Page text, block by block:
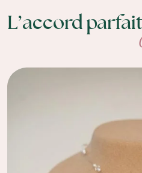
L’accord parfait